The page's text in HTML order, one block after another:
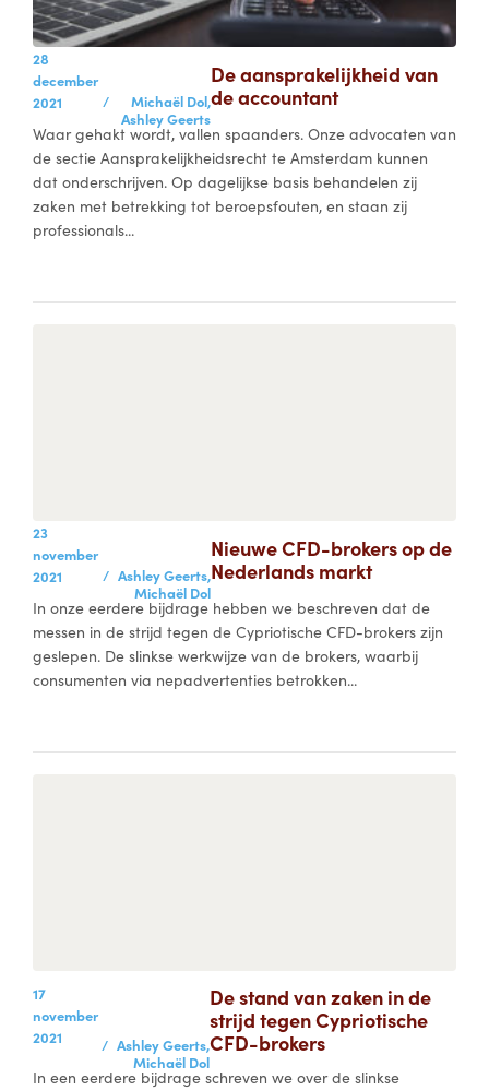
28
december
2021
/
Michaël Dol,
Ashley Geerts
De aansprakelijkheid van
de accountant
Waar gehakt wordt, vallen spaanders. Onze advocaten van
de sectie Aansprakelijkheidsrecht te Amsterdam kunnen
dat onderschrijven. Op dagelijkse basis behandelen zij
zaken met betrekking tot beroepsfouten, en staan zij
professionals...
23
november
2021
/ Ashley Geerts,
Michaël Dol
Nieuwe CFD-brokers op de
Nederlands markt
In onze eerdere bijdrage hebben we beschreven dat de
messen in de strijd tegen de Cypriotische CFD-brokers zijn
geslepen. De slinkse werkwijze van de brokers, waarbij
consumenten via nepadvertenties betrokken...
17
november
2021
/ Ashley Geerts,
Michaël Dol
De stand van zaken in de
strijd tegen Cypriotische
CFD-brokers
In een eerdere bijdrage schreven we over de slinkse